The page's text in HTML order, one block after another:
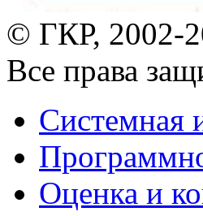
© ГКР, 2002-
Все права
Системная
Оценка и